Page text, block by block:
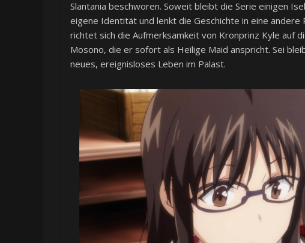
Slantania beschworen. Soweit bleibt die Serie einigen
eigene Identität und lenkt die Geschichte in eine
richtet sich die Aufmerksamkeit von Kronprinz Kyle auf
Mosono, die er sofort als Heilige Maid anspricht. Sei
neues, ereignisloses Leben im Palast.